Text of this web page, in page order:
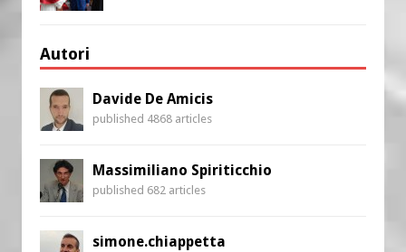
Autori
Davide De Amicis
published 4868 articles
Massimiliano Spiriticchio
published 682 articles
simone.chiappetta